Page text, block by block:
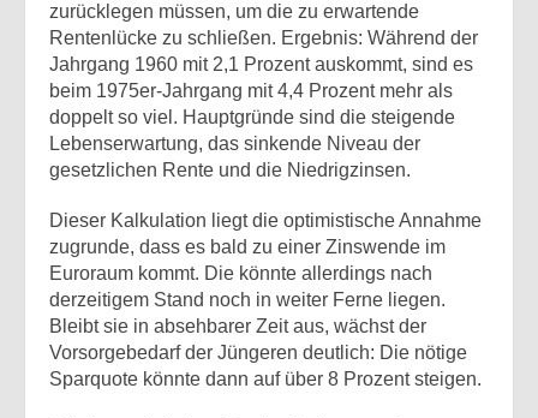
zurücklegen müssen, um die zu erwartende
Rentenlücke zu schließen. Ergebnis: Während der
Jahrgang 1960 mit 2,1 Prozent auskommt, sind es
beim 1975er-Jahrgang mit 4,4 Prozent mehr als
doppelt so viel. Hauptgründe sind die steigende
Lebenserwartung, das sinkende Niveau der
gesetzlichen Rente und die Niedrigzinsen.
Dieser Kalkulation liegt die optimistische Annahme
zugrunde, dass es bald zu einer Zinswende im
Euroraum kommt. Die könnte allerdings nach
derzeitigem Stand noch in weiter Ferne liegen.
Bleibt sie in absehbarer Zeit aus, wächst der
Vorsorgebedarf der Jüngeren deutlich: Die nötige
Sparquote könnte dann auf über 8 Prozent steigen.